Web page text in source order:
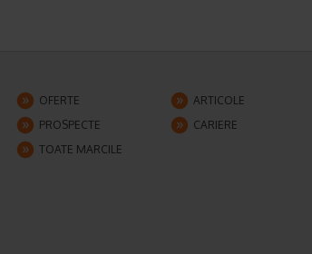
OFERTE
ARTICOLE
PROSPECTE
CARIERE
TOATE MARCILE